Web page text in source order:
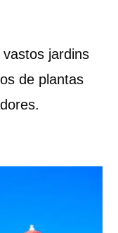
jardins
de plantas